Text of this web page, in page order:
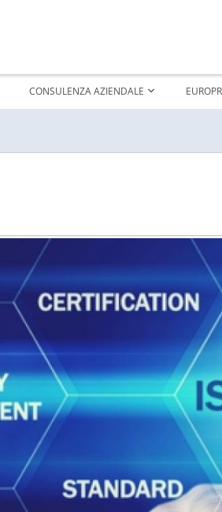
CONSULENZA AZIENDALE